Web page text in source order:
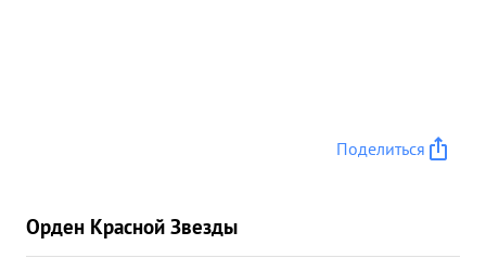
Поделиться
Орден Красной Звезды